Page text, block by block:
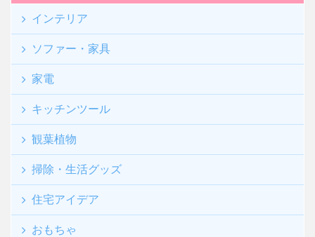
インテリア
ソファー・家具
家電
キッチンツール
観葉植物
掃除・生活グッズ
住宅アイデア
おもちゃ